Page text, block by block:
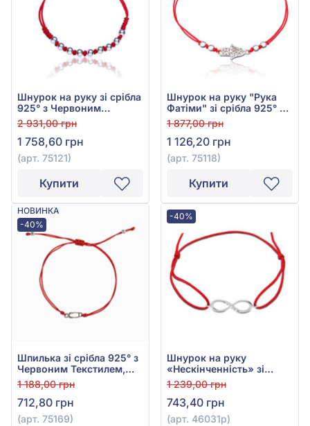
Шнурок на руку зі срібла
925° з Червоним
Текстилем, арт. 75121
2 931,00 грн
1 758,60 грн
(арт. 75121)
Купити
Шнурок на руку "Рука
Фатіми" зі срібла 925° з
Червоним Текстилем,
арт. 75118
1 877,00 грн
1 126,20 грн
(арт. 75118)
Купити
НОВИНКА
-40%
Шпилька зі срібла 925° з
Червоним Текстилем,
арт. 75169
1 188,00 грн
712,80 грн
(арт. 75169)
-40%
Шнурок на руку
«Нескінченність» зі
срібла 925° з Фіанітом/
куб.цирконієм Червоним
Текстилем, арт. 46031р
1 239,00 грн
743,40 грн
(арт. 46031р)